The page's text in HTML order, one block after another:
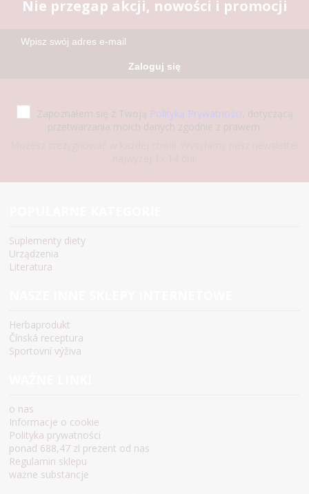
Nie przegap akcji, nowości i promocji
Zaloguj się
Zapoznałem się z Twoją Polityką Prywatności, dotyczącą
przetwarzania moich danych zgodnie z prawem.
Suplementy diety
Urządzenia
Literatura
Herbaprodukt
Čínská receptura
Sportovní výživa
o nas
Informacje o cookie
Polityka prywatności
ponad 688,47 zl prezent od nas
Regulamin sklepu
ważne substancje